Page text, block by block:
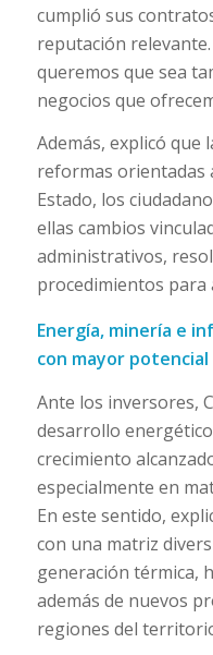
cumplió sus
reputación
queremos que sea
negocios que
Además, explicó que
reformas orientadas
Estado, los
ellas cambios
administrativos,
procedimientos para
Energía, minería e
con mayor potencial
Ante los inversores,
desarrollo
crecimiento
especialmente en
En este sentido,
con una matriz
generación térmica,
además de nuevos
regiones del